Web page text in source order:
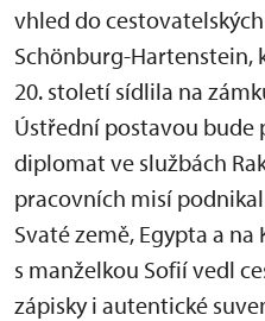
vhled do
Schönburg-
20. století sídlila na
Ústřední postavou bude
diplomat ve službách
pracovních misí
Svaté země, Egypta a na
s manželkou Sofií vedl
zápisky i autentické